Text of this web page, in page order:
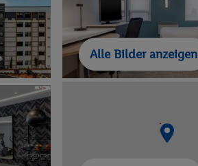
Alle Bilder anzeigen